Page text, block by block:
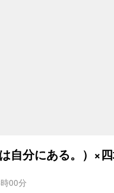
自分にある。）×
00分